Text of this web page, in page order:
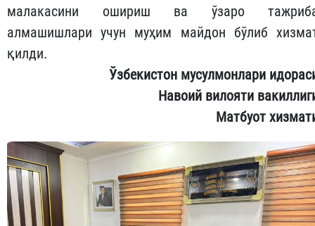
малакасини ошириш ва ўзаро
алмашишлари учун муҳим майдон бўлиб
қилди.
Ўзбекистон мусулмонлари
Навоий вилояти
Матбуот